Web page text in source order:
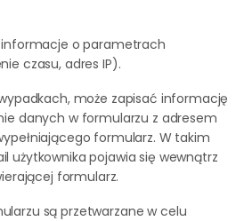
informacje o parametrach
czasu, adres IP).
może zapisać informację
danych w formularzu z adresem
formularz. W takim
użytkownika pojawia się wewnątrz
formularz.
są przetwarzane w celu